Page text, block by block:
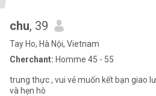
chu, 39
Tay Ho, Hà Nội, Vietnam
Cherchant: Homme 45 - 55
trung thực , vui vẻ muốn kết bạn giao
và hẹn hò